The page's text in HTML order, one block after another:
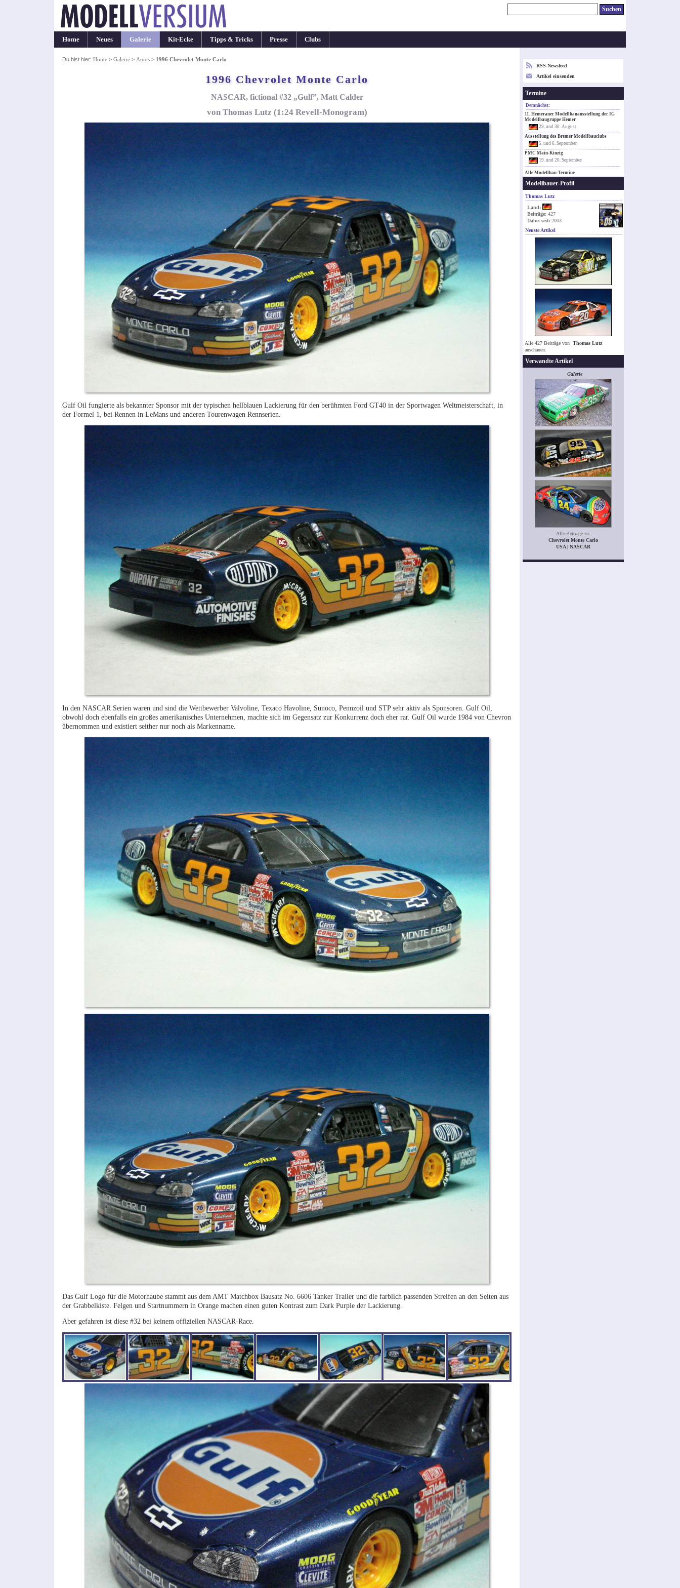
Home Neues Galerie Kit-Ecke Tipps & Tricks Presse Clubs
Du bist hier: Home> Galerie> Autos> 1996 Chevrolet Monte Carlo
1996 Chevrolet Monte Carlo
NASCAR, fictional #32 „Gulf”, Matt Calder
von Thomas Lutz (1:24 Revell-Monogram)
Gulf Oil fungierte als bekannter Sponsor mit der typischen hellblauen Lackierung für den berühmten Ford GT40 in der Sportwagen Weltmeisterschaft, in
der Formel 1, bei Rennen in LeMans und anderen Tourenwagen Rennserien.
In den NASCAR Serien waren und sind die Wettbewerber Valvoline, Texaco Havoline, Sunoco, Pennzoil und STP sehr aktiv als Sponsoren. Gulf Oil,
obwohl doch ebenfalls ein großes amerikanisches Unternehmen, machte sich im Gegensatz zur Konkurrenz doch eher rar. Gulf Oil wurde 1984 von Chevron
übernommen und existiert seither nur noch als Markenname.
Das Gulf Logo für die Motorhaube stammt aus dem AMT Matchbox Bausatz No. 6606 Tanker Trailer und die farblich passenden Streifen an den Seiten aus
der Grabbelkiste. Felgen und Startnummern in Orange machen einen guten Kontrast zum Dark Purple der Lackierung.
Aber gefahren ist diese #32 bei keinem offiziellen NASCAR-Race.
RSS-Newsfeed
Artikel einsenden
Termine
Demnächst:
11. Hemeraner Modellbauausstellung der IG
Modellbaugruppe Hemer
29. und 30. August
Ausstellung des Bremer Modellbauclubs
5. und 6. September
PMC Main-Kinzig
19. und 20. September
Alle Modellbau-Termine
Modellbauer-Profil
Thomas Lutz
Land:
Beiträge: 427
Dabei seit: 2003
Neuste Artikel
Alle 427 Beiträge von Thomas Lutz
anschauen.
Verwandte Artikel
Galerie
Alle Beiträge zu:
Chevrolet Monte Carlo
USA | NASCAR